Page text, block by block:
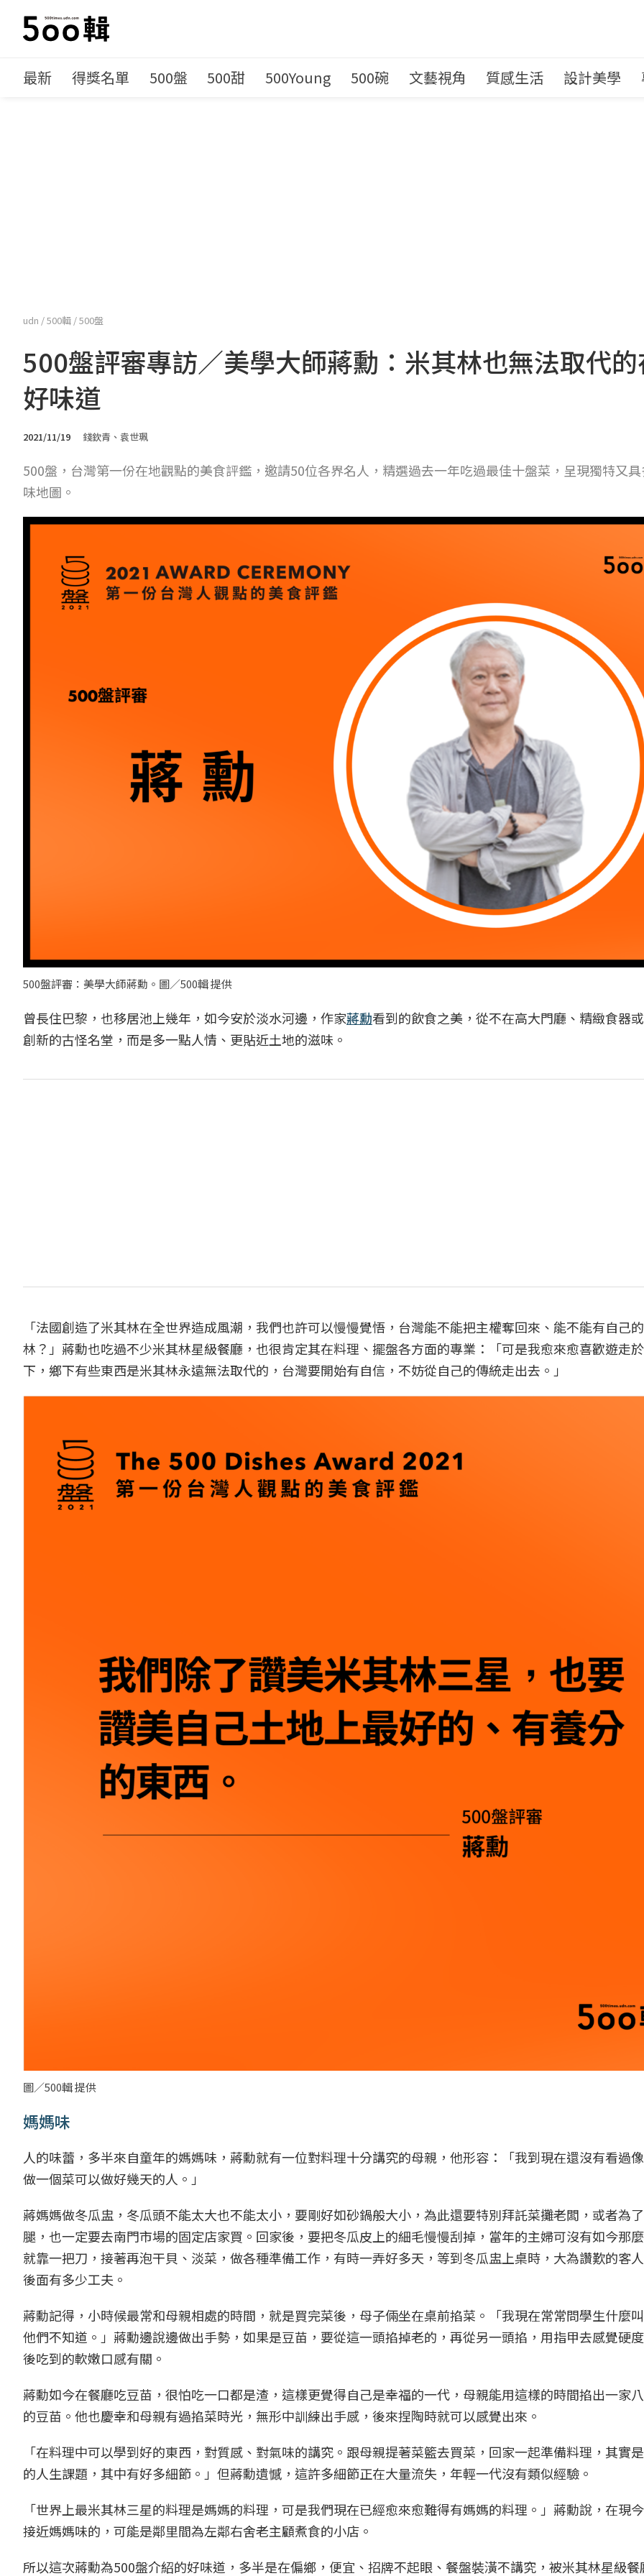
最新 得獎名單 500盤 500甜 500Young 500碗 文藝視角 質感生活 設計美學
udn /500輯 /500盤
500盤評審專訪／美學大師蔣勳：米其林也無法取代
好味道
2021/11/19 錢欽青、袁世珮
500盤，台灣第一份在地觀點的美食評鑑，邀請50位各界名人，精選過去一年吃過最佳十盤菜，呈現獨特又
味地圖。
500盤評審：美學大師蔣勳。圖／500輯 提供
曾長住巴黎，也移居池上幾年，如今安於淡水河邊，作家蔣勳看到的飲食之美，從不在高大門廳、精緻食器
創新的古怪名堂，而是多一點人情、更貼近土地的滋味。
「法國創造了米其林在全世界造成風潮，我們也許可以慢慢覺悟，台灣能不能把主權奪回來、能不能有自己
林？」蔣勳也吃過不少米其林星級餐廳，也很肯定其在料理、擺盤各方面的專業：「可是我愈來愈喜歡遊走
下，鄉下有些東西是米其林永遠無法取代的，台灣要開始有自信，不妨從自己的傳統走出去。」
圖／500輯 提供
媽媽味
人的味蕾，多半來自童年的媽媽味，蔣勳就有一位對料理十分講究的母親，他形容：「我到現在還沒有看過
做一個菜可以做好幾天的人。」
蔣媽媽做冬瓜盅，冬瓜頭不能太大也不能太小，要剛好如砂鍋般大小，為此還要特別拜託菜攤老闆，或者為
腿，也一定要去南門市場的固定店家買。回家後，要把冬瓜皮上的細毛慢慢刮掉，當年的主婦可沒有如今那
就靠一把刀，接著再泡干貝、淡菜，做各種準備工作，有時一弄好多天，等到冬瓜盅上桌時，大為讚歎的客
後面有多少工夫。
蔣勳記得，小時候最常和母親相處的時間，就是買完菜後，母子倆坐在桌前掐菜。「我現在常常問學生什麼
他們不知道。」蔣勳邊說邊做出手勢，如果是豆苗，要從這一頭掐掉老的，再從另一頭掐，用指甲去感覺硬
後吃到的軟嫩口感有關。
蔣勳如今在餐廳吃豆苗，很怕吃一口都是渣，這樣更覺得自己是幸福的一代，母親能用這樣的時間掐出一家
的豆苗。他也慶幸和母親有過掐菜時光，無形中訓練出手感，後來捏陶時就可以感覺出來。
「在料理中可以學到好的東西，對質感、對氣味的講究。跟母親提著菜籃去買菜，回家一起準備料理，其實
的人生課題，其中有好多細節。」但蔣勳遺憾，這許多細節正在大量流失，年輕一代沒有類似經驗。
「世界上最米其林三星的料理是媽媽的料理，可是我們現在已經愈來愈難得有媽媽的料理。」蔣勳說，在現
接近媽媽味的，可能是鄰里間為左鄰右舍老主顧煮食的小店。
所以這次蔣勳為500盤介紹的好味道，多半是在偏鄉，便宜、招牌不起眼、餐盤裝潢不講究，被米其林星級